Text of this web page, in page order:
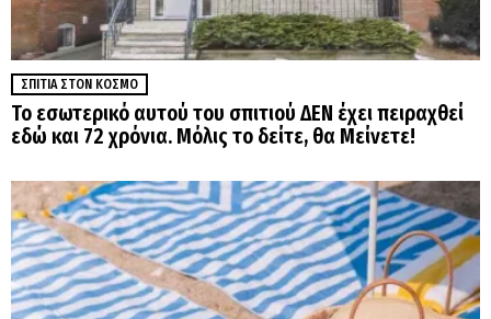
ΣΠΊΤΙΑ ΣΤΟΝ ΚΌΣΜΟ
Το εσωτερικό αυτού του σπιτιού ΔΕΝ έχει πειραχθεί
εδώ και 72 χρόνια. Μόλις το δείτε, θα Μείνετε!